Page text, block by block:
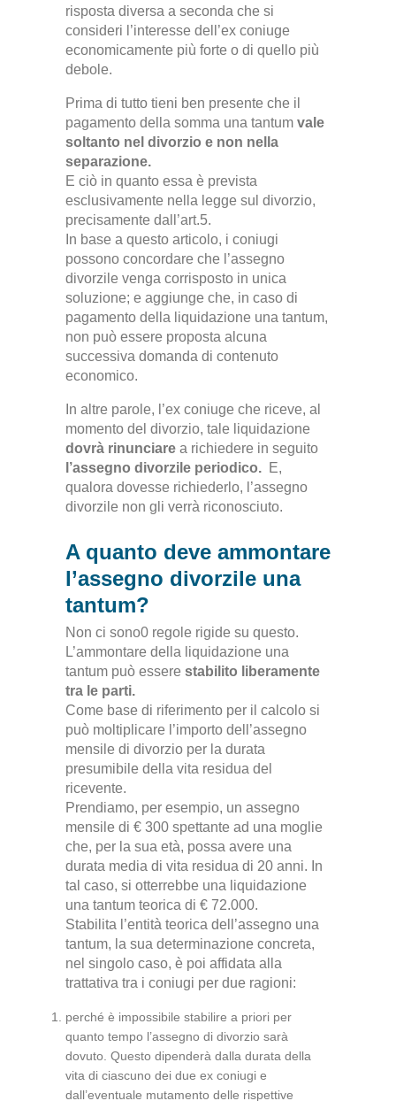
risposta diversa a seconda che si
consideri l’interesse dell’ex coniuge
economicamente più forte o di quello più
debole.
Prima di tutto tieni ben presente che il
pagamento della somma una tantum vale
soltanto nel divorzio e non nella
separazione.
E ciò in quanto essa è prevista
esclusivamente nella legge sul divorzio,
precisamente dall’art.5.
In base a questo articolo, i coniugi
possono concordare che l’assegno
divorzile venga corrisposto in unica
soluzione; e aggiunge che, in caso di
pagamento della liquidazione una tantum,
non può essere proposta alcuna
successiva domanda di contenuto
economico.
In altre parole, l’ex coniuge che riceve, al
momento del divorzio, tale liquidazione
dovrà rinunciare a richiedere in seguito
l’assegno divorzile periodico. E,
qualora dovesse richiederlo, l’assegno
divorzile non gli verrà riconosciuto.
A quanto deve ammontare
l’assegno divorzile una
tantum?
Non ci sono0 regole rigide su questo.
L’ammontare della liquidazione una
tantum può essere stabilito liberamente
tra le parti.
Come base di riferimento per il calcolo si
può moltiplicare l’importo dell’assegno
mensile di divorzio per la durata
presumibile della vita residua del
ricevente.
Prendiamo, per esempio, un assegno
mensile di € 300 spettante ad una moglie
che, per la sua età, possa avere una
durata media di vita residua di 20 anni. In
tal caso, si otterrebbe una liquidazione
una tantum teorica di € 72.000.
Stabilita l’entità teorica dell’assegno una
tantum, la sua determinazione concreta,
nel singolo caso, è poi affidata alla
trattativa tra i coniugi per due ragioni:
perché è impossibile stabilire a priori per
quanto tempo l’assegno di divorzio sarà
dovuto. Questo dipenderà dalla durata della
vita di ciascuno dei due ex coniugi e
dall’eventuale mutamento delle rispettive